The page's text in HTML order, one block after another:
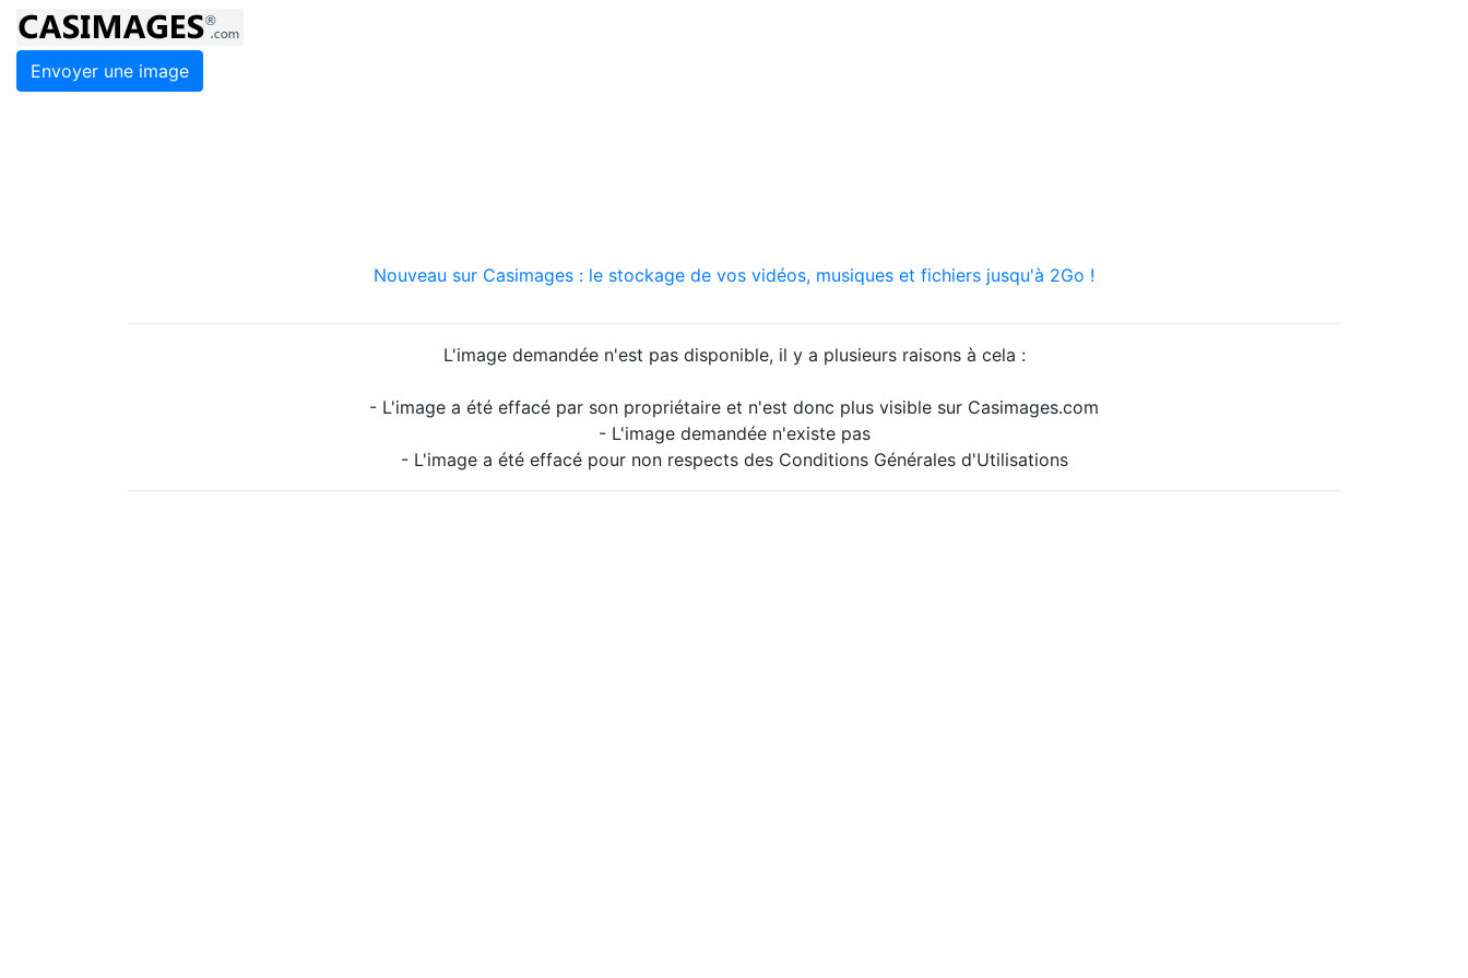
Envoyer une image
Nouveau sur Casimages : le stockage de vos vidéos, musiques et fichiers jusqu'à 2Go !
L'image demandée n'est pas disponible, il y a plusieurs raisons à cela :
- L'image a été effacé par son propriétaire et n'est donc plus visible sur Casimages.com
- L'image demandée n'existe pas
- L'image a été effacé pour non respects des Conditions Générales d'Utilisations